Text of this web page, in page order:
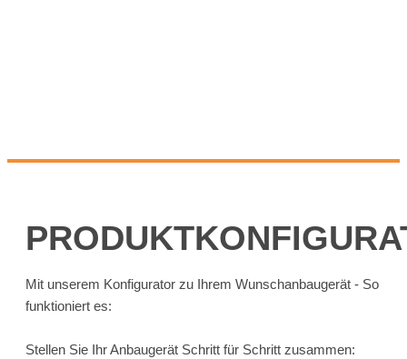
Mit unserem Konfigurator zu Ihrem Wunschanbaugerät - So
funktioniert es:
Stellen Sie Ihr Anbaugerät Schritt für Schritt zusammen: